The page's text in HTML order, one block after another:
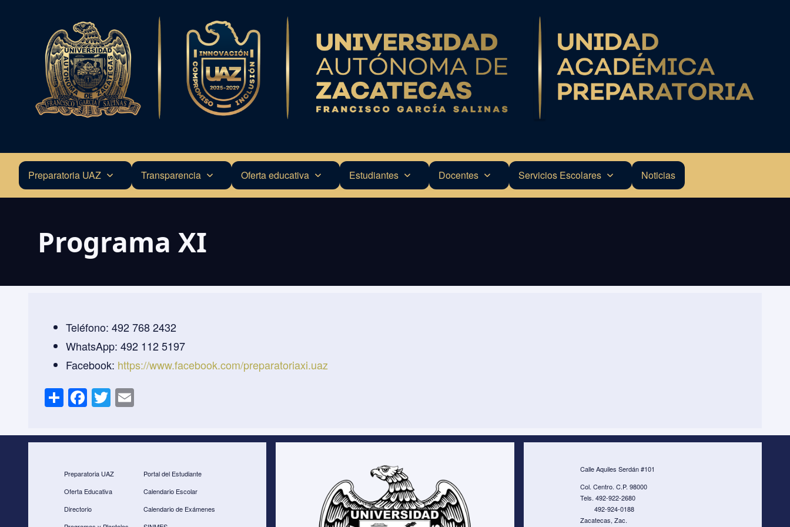
Navegación
Preparatoria UAZ Transparencia Oferta educativa Estudiantes Docentes Servicios Escolares Noticias
Programa XI
Teléfono: 492 768 2432
WhatsApp: 492 112 5197
Facebook: https://www.facebook.com/preparatoriaxi.uaz
S
h
ar
e
F
a
c
e
b
o
o
T
wi
tt
er
ail
Preparatoria UAZ
Oferta Educativa
Directorio
Portal del Estudiante
Calendario Escolar
Calendario de Exámenes
Calle Aquiles Serdán #101
Col. Centro. C.P. 98000
Tels. 492-922-2680
492-924-0188
Zacatecas, Zac.